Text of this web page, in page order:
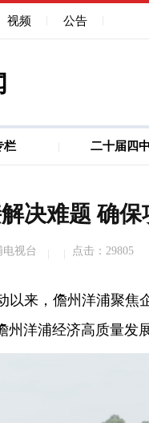
视频 公告
栏 二十届四
决难题 确
电视台 点击： 29805
来，儋州洋浦聚焦
洋浦经济高质量发展